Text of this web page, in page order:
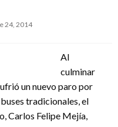
24, 2014
Al
culminar
un nuevo paro por
tradicionales, el
Carlos Felipe Mejía,